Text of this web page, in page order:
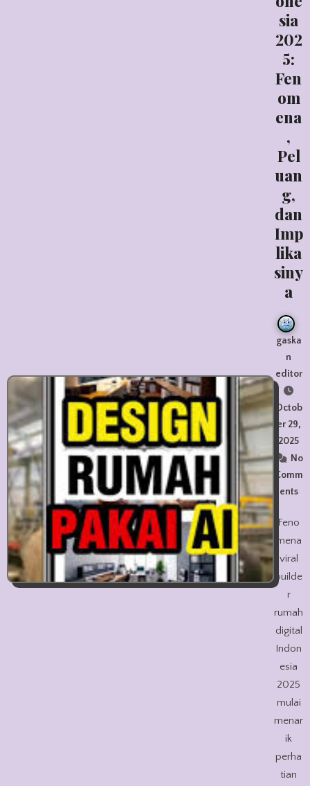
sia
202
5:
Fen
om
ena
,
Pel
uan
g,
dan
Imp
lika
siny
a
gaska
n
editor
Octob
er 29,
2025
No
Comm
ents
Feno
mena
viral
builde
r
rumah
digital
Indon
esia
2025
mulai
menar
ik
perha
tian